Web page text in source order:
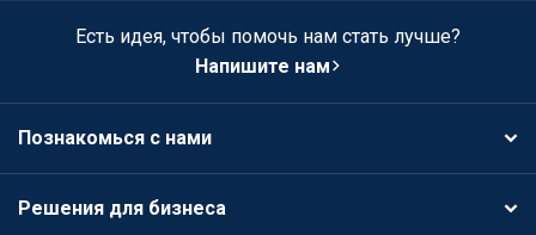
Есть идея, чтобы помочь нам стать лучше?
Напишите нам
Познакомься с нами
Решения для бизнеса